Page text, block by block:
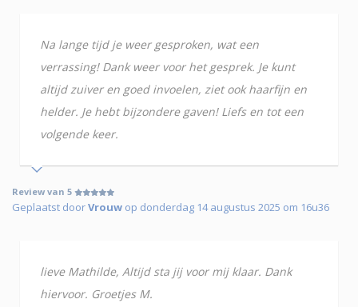
Na lange tijd je weer gesproken, wat een
verrassing! Dank weer voor het gesprek. Je kunt
altijd zuiver en goed invoelen, ziet ook haarfijn en
helder. Je hebt bijzondere gaven! Liefs en tot een
volgende keer.
Review van 5
Geplaatst doorVrouw op donderdag 14 augustus 2025 om 16u36
lieve Mathilde, Altijd sta jij voor mij klaar. Dank
hiervoor. Groetjes M.